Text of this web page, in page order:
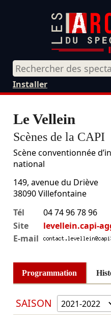
Installer
Le Vellein
Scènes de la CAPI
Scène conventionnée
national
149, avenue du Driève
38090 Villefontaine
Tél
04 74 96 78 96
Site
levellein.capi-
E-mail
Programmation
SAISON